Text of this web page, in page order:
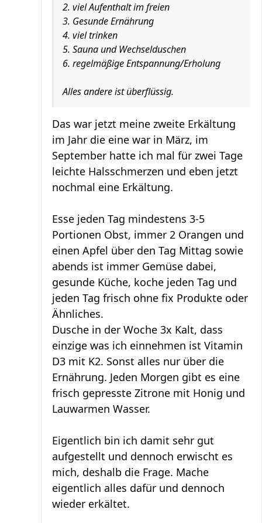
2. viel Aufenthalt im freien
3. Gesunde Ernährung
4. viel trinken
5. Sauna und Wechselduschen
6. regelmäßige Entspannung/Erholung
Alles andere ist überflüssig.
Das war jetzt meine zweite Erkältung
im Jahr die eine war in März, im
September hatte ich mal für zwei Tage
leichte Halsschmerzen und eben jetzt
nochmal eine Erkältung.
Esse jeden Tag mindestens 3-5
Portionen Obst, immer 2 Orangen und
einen Apfel über den Tag Mittag sowie
abends ist immer Gemüse dabei,
gesunde Küche, koche jeden Tag und
jeden Tag frisch ohne fix Produkte oder
Ähnliches.
Dusche in der Woche 3x Kalt, dass
einzige was ich einnehmen ist Vitamin
D3 mit K2. Sonst alles nur über die
Ernährung. Jeden Morgen gibt es eine
frisch gepresste Zitrone mit Honig und
Lauwarmen Wasser.
Eigentlich bin ich damit sehr gut
aufgestellt und dennoch erwischt es
mich, deshalb die Frage. Mache
eigentlich alles dafür und dennoch
wieder erkältet.